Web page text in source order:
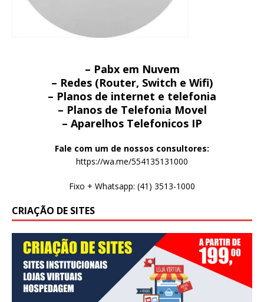
– Pabx em Nuvem
– Redes (Router, Switch e Wifi)
– Planos de internet e telefonia
– Planos de Telefonia Movel
– Aparelhos Telefonicos IP
Fale com um de nossos consultores:
https://wa.me/554135131000
Fixo + Whatsapp: (41) 3513-1000
CRIAÇÃO DE SITES